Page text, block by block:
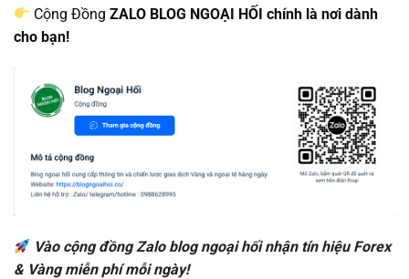
Cộng ĐồngZALO BLOG NGOẠI HỐI chính là nơi dành
cho bạn!
Vào cộng đồng Zalo blog ngoại hối nhận tín hiệu Forex
& Vàng miễn phí mỗi ngày!